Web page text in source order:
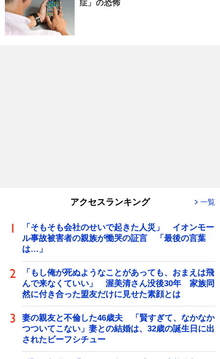
症」の恐怖
アクセスランキング 一覧
「そもそも会社のせいで起きた人災」 イオンモー
ル事故被害者の親族が慟哭の証言 「最後の言葉
は…」
「もし俺が死ぬようなことがあっても、おまえは飛
んで来なくていい」 渥美清さん没後30年 家族同
然に付き合った盟友だけに見せた素顔とは
妻の親友と不倫した46歳夫 「賢すぎて、なかなか
つついてこない」妻との結婚は、32歳の誕生日に出
されたビーフシチュー